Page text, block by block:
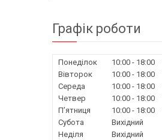
Графік роботи
Понеділок 10:00 18:00
Вівторок
10:00 18:00
Середа
10:00 18:00
Четвер
10:00 18:00
Пʼятниця
10:00 18:00
Субота
Вихідний
Неділя
Вихідний